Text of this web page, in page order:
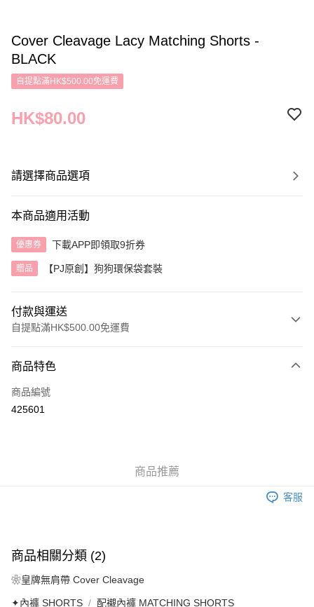
Cover Cleavage Lacy Matching Shorts -
BLACK
自提點滿HK$500.00免運費
HK$80.00
請選擇商品選項
本商品適用活動
優惠券 下載APP即領取9折券
贈品 【PJ原創】狗狗環保袋套裝
付款與運送
自提點滿HK$500.00免運費
信用卡
AlipayHK
每筆HK$40.00，滿HK$500.00或以上免運費
付款後順豐合作便利店
每筆HK$40.00，滿HK$500.00或以上免運費
商品特色
商品編號
425601
商品推薦
客服
商品相關分類 (2)
❀皇牌無肩帶 Cover Cleavage
✦內褲 SHORTS 配襯內褲 MATCHING SHORTS